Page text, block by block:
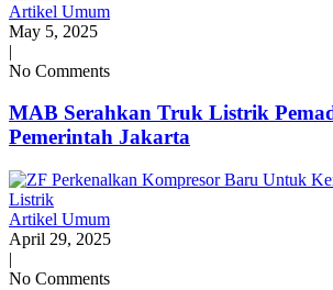
Artikel Umum
May 5, 2025
|
No Comments
MAB Serahkan Truk Listrik
Pemerintah Jakarta
Artikel Umum
April 29, 2025
|
No Comments